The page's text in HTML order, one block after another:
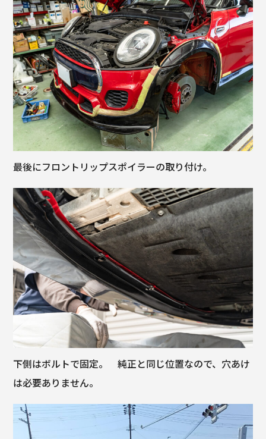
最後にフロントリップスポイラーの取り付け。
下側はボルトで固定。 純正と同じ位置なので、穴あけ
は必要ありません。